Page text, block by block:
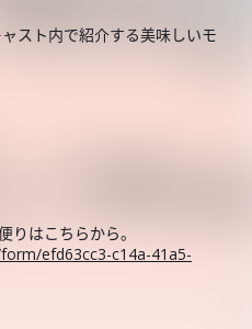
スト内で紹介する美味しいモ
りはこちらから。
efd63cc3-c14a-41a5-